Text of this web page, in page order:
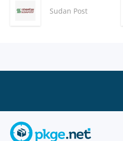
Sudan Post